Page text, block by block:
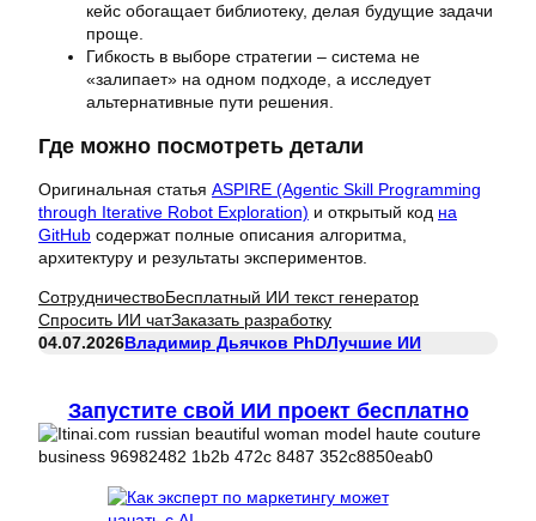
кейс обогащает библиотеку, делая будущие задачи
проще.
Гибкость в выборе стратегии – система не
«залипает» на одном подходе, а исследует
альтернативные пути решения.
Где можно посмотреть детали
Оригинальная статья ASPIRE (Agentic Skill Programming
through Iterative Robot Exploration) и открытый код на
GitHub содержат полные описания алгоритма,
архитектуру и результаты экспериментов.
СотрудничествоБесплатный ИИ текст генератор
Спросить ИИ чатЗаказать разработку
04.07.2026Владимир Дьячков PhDЛучшие ИИ
Запустите свой ИИ проект бесплатно